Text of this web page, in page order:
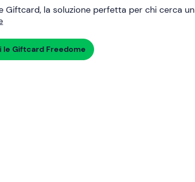
Giftcard, la soluzione perfetta per chi cerca un
le Giftcard Freedome